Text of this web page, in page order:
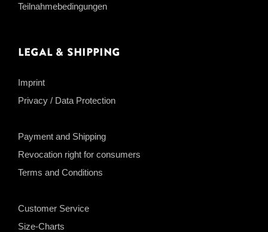
Teilnahmebedingungen
Legal & Shipping
Imprint
Privacy / Data Protection
Payment and Shipping
Revocation right for consumers
Terms and Conditions
Customer Service
Size-Charts